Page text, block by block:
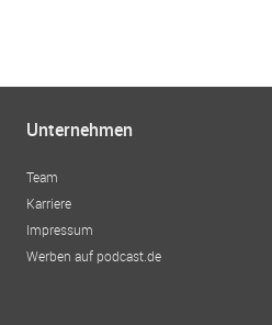
Unternehmen
Team
Karriere
Impressum
Werben auf podcast.de